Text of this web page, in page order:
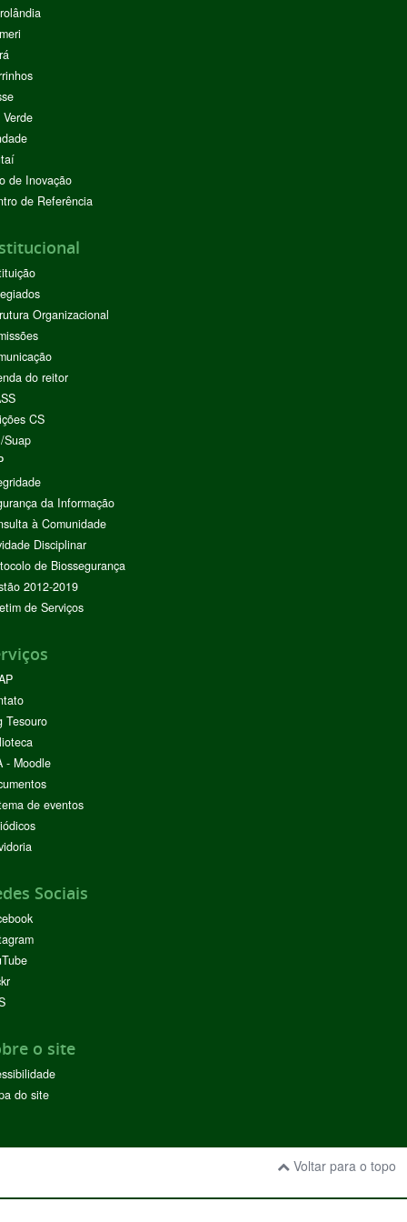
de Inovação
de Referência
Organizacional
do reitor
CS
Suap
da Informação
à Comunidade
Disciplinar
de Biossegurança
2012-2019
de Serviços
Tesouro
- Moodle
de eventos
Sociais
o site
do site
Voltar para o topo